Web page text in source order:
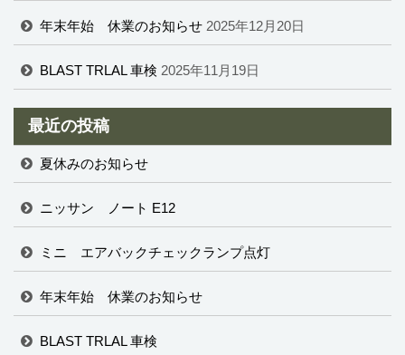
年末年始 休業のお知らせ 2025年12月20日
BLAST TRLAL 車検 2025年11月19日
最近の投稿
夏休みのお知らせ
ニッサン ノート E12
ミニ エアバックチェックランプ点灯
年末年始 休業のお知らせ
BLAST TRLAL 車検